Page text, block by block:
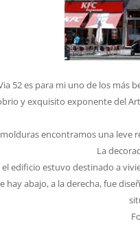
52 es para mi uno de los más
y exquisito exponente del
molduras encontramos una leve
La
edificio estuvo destinado a
hay abajo, a la derecha, fue